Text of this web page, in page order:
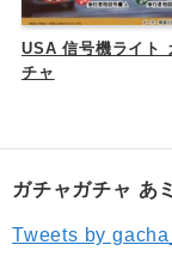
USA 信号機ライト
チャ
ガチャガチャ あ
Tweets by